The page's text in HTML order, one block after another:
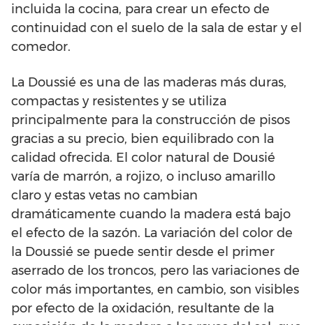
incluida la cocina, para crear un efecto de
continuidad con el suelo de la sala de estar y el
comedor.
La Doussié es una de las maderas más duras,
compactas y resistentes y se utiliza
principalmente para la construcción de pisos
gracias a su precio, bien equilibrado con la
calidad ofrecida. El color natural de Dousié
varía de marrón, a rojizo, o incluso amarillo
claro y estas vetas no cambian
dramáticamente cuando la madera está bajo
el efecto de la sazón. La variación del color de
la Doussié se puede sentir desde el primer
aserrado de los troncos, pero las variaciones de
color más importantes, en cambio, son visibles
por efecto de la oxidación, resultante de la